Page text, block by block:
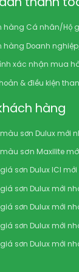
thanh
hàng Cá nhân/Hộ
hàng Doanh
xác nhận mua
& điều kiện
hàng
sơn Dulux mới
sơn Maxilite
sơn Dulux ICI mới
sơn Dulux mới
sơn Dulux mới
sơn Dulux mới
sơn Dulux mới